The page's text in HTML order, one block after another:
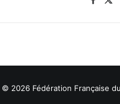
© 2026 Fédération Française